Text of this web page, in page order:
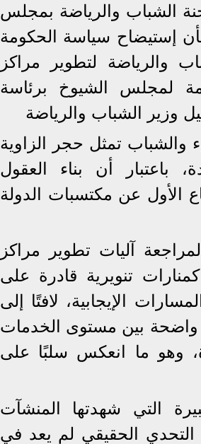
الشباب والرياضة بمجلس
إستيضاح سياسة الحكومة
والرياضة لتطوير مراكز
لمجلس الشيوخ برئاسة
وزير الشباب والرياضة
تمثل حجر الزاوية
باعتبار أن بناء العقول
الأول عن مكتسبات الدولة
آليات تطوير مراكز
تنويرية قادرة على
الإيجابية، لافتًا إلى
واضحة بين مستوى الخدمات
وهو ما انعكس سلبًا على
التي شهدتها المنشآت
التحدي الحقيقي لم يعد في